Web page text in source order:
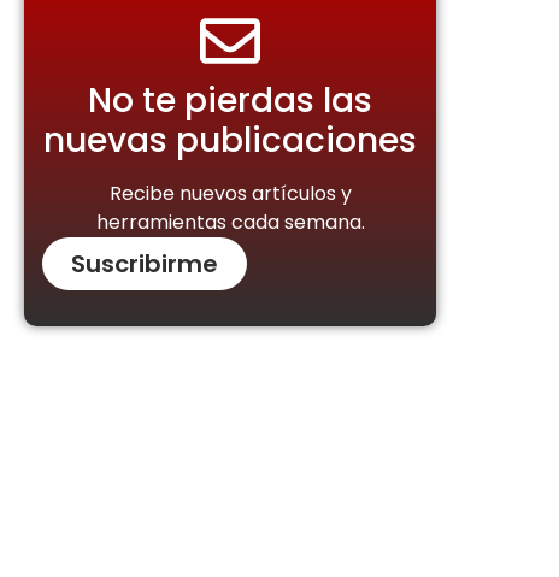
No te pierdas las
nuevas publicaciones
Recibe nuevos artículos y
herramientas cada semana.
Suscribirme